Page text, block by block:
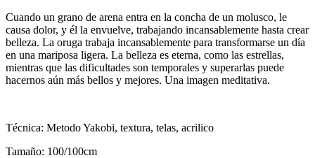
Cuando un grano de arena entra en la concha de un molusco, le
causa dolor, y él la envuelve, trabajando incansablemente hasta crear
belleza. La oruga trabaja incansablemente para transformarse un día
en una mariposa ligera. La belleza es eterna, como las estrellas,
mientras que las dificultades son temporales y superarlas puede
hacernos aún más bellos y mejores. Una imagen meditativa.
Técnica: Metodo Yakobi, textura, telas, acrilico
Tamaño: 100/100cm